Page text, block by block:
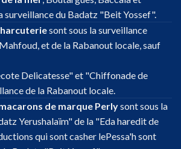
surveillance du Badatz "Beit Yossef".
sont sous la surveillance
et de la Rabanout locale, sauf
Delicatesse" et "Chiffonade de
de la Rabanout locale.
de marque Perlysont sous la
Yerushalaïm" de la "Eda haredit de
qui sont casher lePessa'h sont